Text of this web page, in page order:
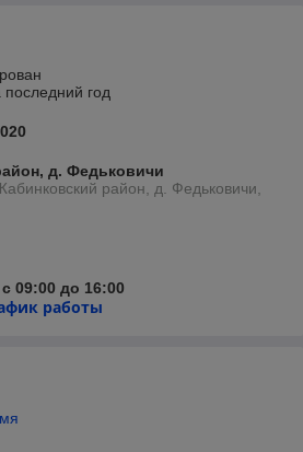
год
д. Федьковичи
район, д. Федьковичи,
09:00 до 16:00
работы